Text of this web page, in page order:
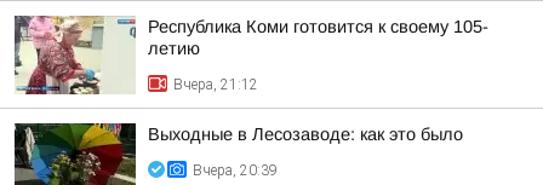
Республика Коми готовится к своему 105-
летию
Вчера, 21:12
Выходные в Лесозаводе: как это было
Вчера, 20:39